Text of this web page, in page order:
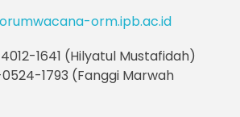
orm.ipb.ac.id
1641 (Hilyatul Mustafidah)
1793 (Fanggi Marwah